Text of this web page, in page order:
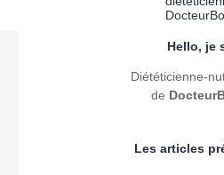
Hello, je
Diététicienne-
de
Les articles